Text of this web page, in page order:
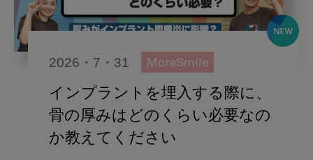
2026・7・31 MoreSmile
インプラントを埋入する際に、
骨の厚みはどのくらい必要なの
か教えてください